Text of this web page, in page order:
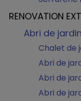
RENOVATION
Abri de
Chalet de
Abri de
Abri de
Abri de